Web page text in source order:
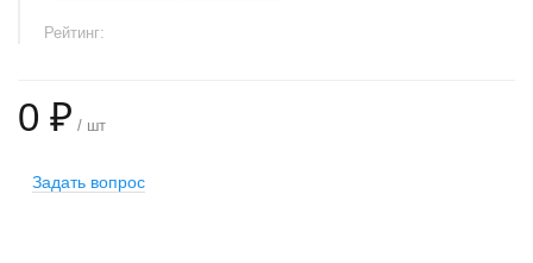
Рейтинг:
0 ₽ / шт
Задать вопрос